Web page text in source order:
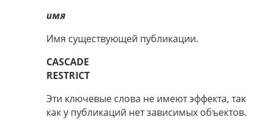
имя
Имя существующей публикации.
CASCADE
RESTRICT
Эти ключевые слова не имеют эффекта, так
как у публикаций нет зависимых объектов.